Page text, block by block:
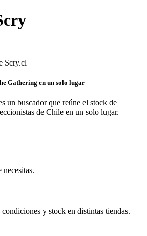
Scry.cl
Gathering en un solo lugar
un buscador que reúne el stock de
de Chile en un solo lugar.
y stock en distintas tiendas.